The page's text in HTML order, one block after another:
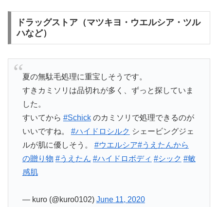
ドラッグストア（マツキヨ・ウエルシア・ツル
ハなど）
夏の無駄毛処理に重宝しそうです。
すきカミソリは品切れが多く、ずっと探していま
した。
すいてから #Schickのカミソリで処理できるのが
いいですね。 #ハイドロシルク シェービングジェ
ルが肌に優しそう。 #ウエルシア#うえたんから
の贈り物 #うえたん #ハイドロボディ #シック #敏
感肌
— kuro (@kuro0102) June 11, 2020